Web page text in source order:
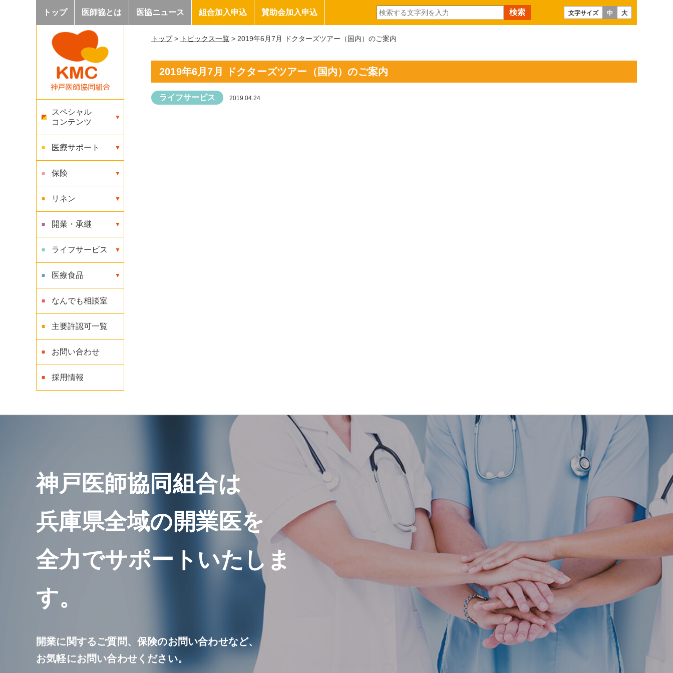
トップ 医師協とは 医協ニュース 組合加入申込 賛助会加入申込 文字サイズ 中 大
トップ> トピックス一覧 > 2019年6月7月 ドクターズツアー（国内）のご案内
2019年6月7月 ドクターズツアー（国内）のご案内
ライフサービス 2019.04.24
スペシャル
コンテンツ
医療サポート
保険
リネン
開業・承継
ライフサービス
医療食品
なんでも相談室
主要許認可一覧
お問い合わせ
採用情報
神戸医師協同組合は
兵庫県全域の開業医を
全力でサポートいたしま
す。
開業に関するご質問、保険のお問い合わせなど、
お気軽にお問い合わせください。